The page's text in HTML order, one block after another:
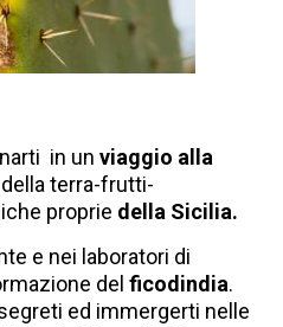
in un viaggio alla
terra-frutti-
proprie della Sicilia.
e nei laboratori di
del ficodindia.
ed immergerti nelle